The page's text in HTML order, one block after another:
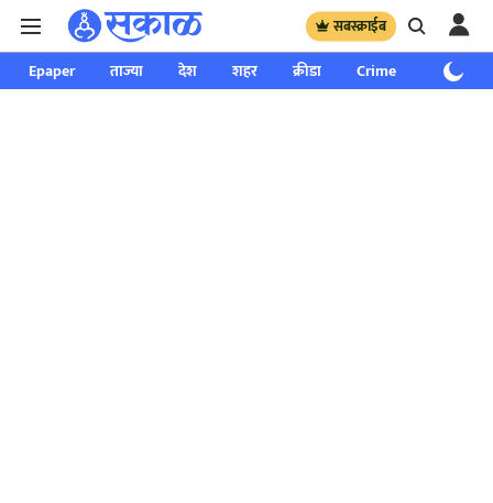
सबस्क्राईब
Epaper ताज्या देश शहर क्रीडा Crime साप्ताहिक